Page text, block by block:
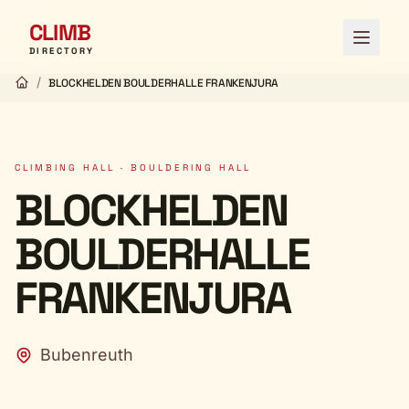
CLIMB
DIRECTORY Open
/ BLOCKHELDEN BOULDERHALLE FRANKENJURA
CLIMBING HALL · BOULDERING HALL
BLOCKHELDEN
BOULDERHALLE
FRANKENJURA
Bubenreuth